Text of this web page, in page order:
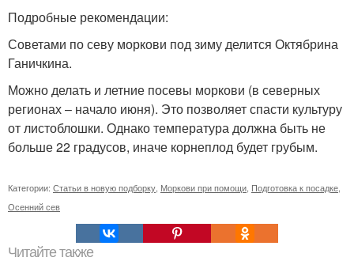
Подробные рекомендации:
Советами по севу моркови под зиму делится Октябрина
Ганичкина.
Можно делать и летние посевы моркови (в северных
регионах – начало июня). Это позволяет спасти культуру
от листоблошки. Однако температура должна быть не
больше 22 градусов, иначе корнеплод будет грубым.
Категории: Статьи в новую подборку Моркови при помощи Подготовка к посадке
Осенний сев
Читайте также